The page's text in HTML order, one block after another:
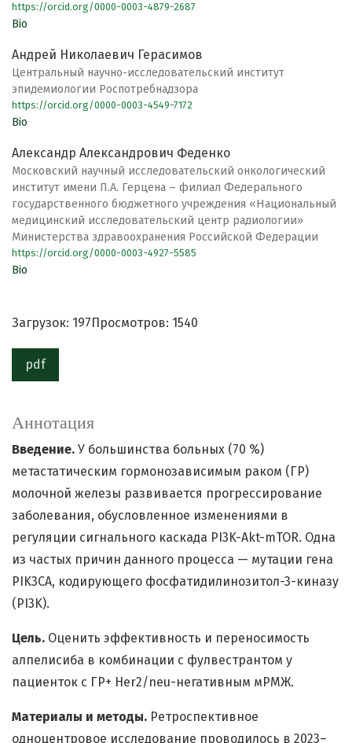
https://orcid.org/0000-0003-4879-2687
Bio
Андрей Николаевич Герасимов
Центральный научно-исследовательский институт
эпидемиологии Роспотребнадзора
https://orcid.org/0000-0003-4549-7172
Bio
Александр Александрович Феденко
Московский научный исследовательский онкологический
институт имени П.А. Герцена – филиал Федерального
государственного бюджетного учреждения «Национальный
медицинский исследовательский центр радиологии»
Министерства здравоохранения Российской Федерации
https://orcid.org/0000-0003-4927-5585
Bio
Загрузок: 197 Просмотров: 1540
pdf
Аннотация
Введение. У большинства больных (70 %)
метастатическим гормонозависимым раком (ГР)
молочной железы развивается прогрессирование
заболевания, обусловленное изменениями в
регуляции сигнального каскада PI3K-Akt-mTOR. Одна
из частых причин данного процесса — мутации гена
PIK3CA, кодирующего фосфатидилинозитол-3-киназу
(PI3K).
Цель. Оценить эффективность и переносимость
алпелисиба в комбинации с фулвестрантом у
пациенток с ГР+ Her2/neu-негативным мРМЖ.
Материалы и методы. Ретроспективное
одноцентровое исследование проводилось в 2023–